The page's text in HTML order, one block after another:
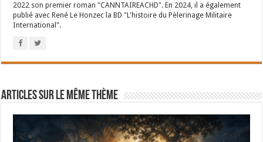
et de force, de prudence et d’humilité ; qu’il me
donne une volonté droite, l’intelligence, la mémoire,
la facilité suffisantes, et surtout la docilité de l’esprit
et du cœur, afin que je puisse progresser en toutes
Défends-moi, ô Marie, ma Mère, de l’esprit d’orgueil,
2022 son premier roman "CANNTAIREACHD". En 2024, il a également
publié avec René Le Honzec la BD "L'histoire du Pèlerinage Militaire
International".
Articles sur le même thème